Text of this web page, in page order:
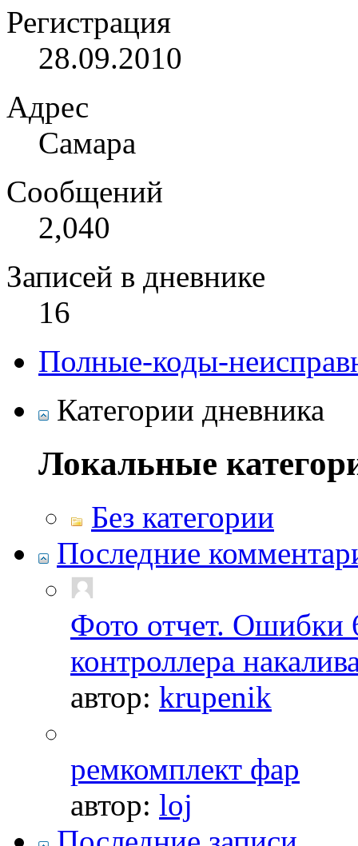
Регистрация
28.09.2010
Адрес
Самара
Сообщений
2,040
Записей в дневнике
16
Полные-коды-
Категории дневника
Локальные
Без категории
Последние
Фото отчет. Ошибки
контроллера
автор: krupenik
ремкомплект фар
автор: loj